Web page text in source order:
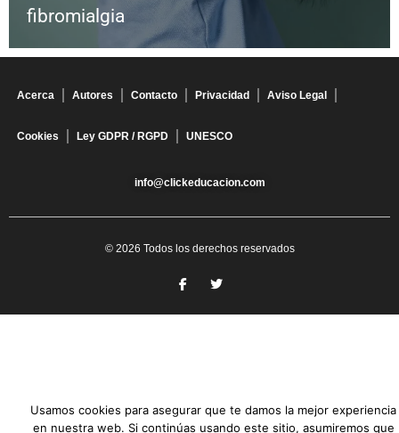
fibromialgia
Acerca Autores Contacto Privacidad Aviso Legal
Cookies Ley GDPR / RGPD UNESCO
info@clickeducacion.com
© 2026 Todos los derechos reservados
Usamos cookies para asegurar que te damos la mejor experiencia
en nuestra web. Si continúas usando este sitio, asumiremos que